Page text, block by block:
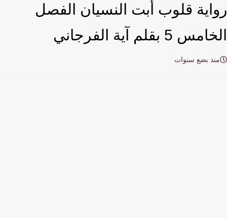
قلوب أبت النسيان الفصل
5 بقلم آية الفرجاني
بضع سنوات